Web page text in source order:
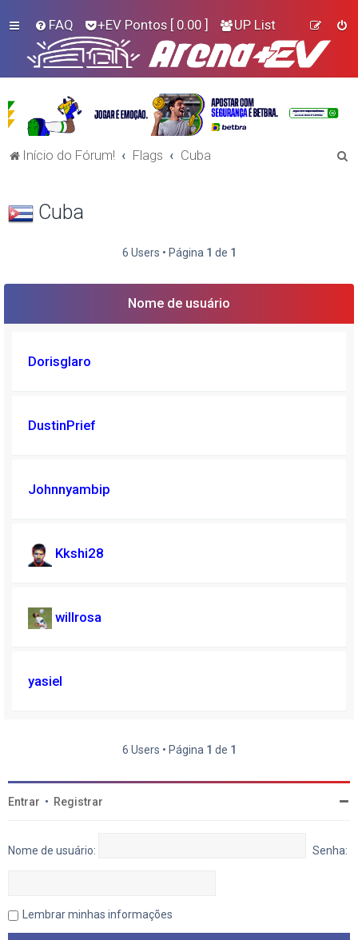
FAQ +EV Pontos [ 0.00 ] UP List
Início do Fórum! Flags Cuba
s
Cuba
6 Users • Página 1 de 1
Nome de usuário
Dorisglaro
DustinPrief
Johnnyambip
Kkshi28
willrosa
yasiel
6 Users • Página 1 de 1
Entrar • Registrar
Nome de usuário: Senha:
Lembrar minhas informações